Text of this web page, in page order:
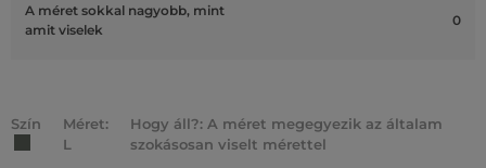
A méret sokkal nagyobb, mint
amit viselek
0
Szín
Méret:
L
Hogy áll?: A méret megegyezik az általam
szokásosan viselt mérettel